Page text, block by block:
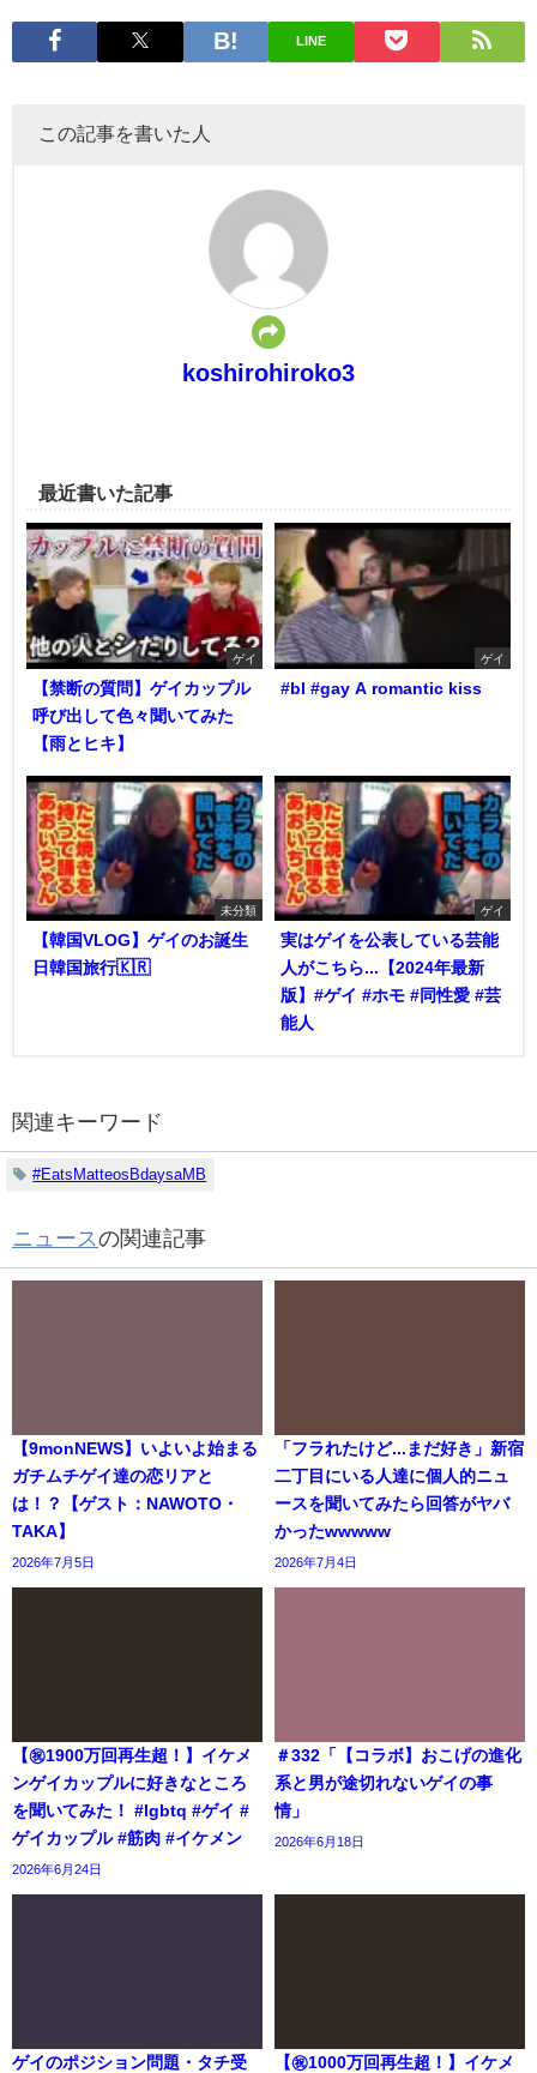
LINE
この記事を書いた人
koshirohiroko3
最近書いた記事
ゲイ
【禁断の質問】ゲイカップル
呼び出して色々聞いてみた
【雨とヒキ】
ゲイ
#bl #gay A romantic kiss
未分類
【韓国VLOG】ゲイのお誕生
日韓国旅行🇰🇷
ゲイ
実はゲイを公表している芸能
人がこちら...【2024年最新
版】#ゲイ #ホモ #同性愛 #芸
能人
関連キーワード
#EatsMatteosBdaysaMB
ニュースの関連記事
【9monNEWS】いよいよ始まる
ガチムチゲイ達の恋リアと
は！？【ゲスト：NAWOTO・
TAKA】
2026年7月5日
「フラれたけど...まだ好き」新宿
二丁目にいる人達に個人的ニュ
ースを聞いてみたら回答がヤバ
かったwwwww
2026年7月4日
【㊗️1900万回再生超！】イケメ
ンゲイカップルに好きなところ
を聞いてみた！ #lgbtq #ゲイ #
ゲイカップル #筋肉 #イケメン
2026年6月24日
＃332「【コラボ】おこげの進化
系と男が途切れないゲイの事
情」
2026年6月18日
ゲイのポジション問題・タチ受
【㊗️1000万回再生超！】イケメ